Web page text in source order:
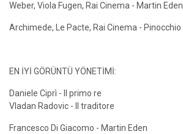
Weber, Viola Fugen, Rai Cinema - Martin Eden
Archimede, Le Pacte, Rai Cinema - Pinocchio
EN İYİ GÖRÜNTÜ YÖNETİMİ:
Daniele Ciprì - Il primo re
Vladan Radovic - Il traditore
Francesco Di Giacomo - Martin Eden